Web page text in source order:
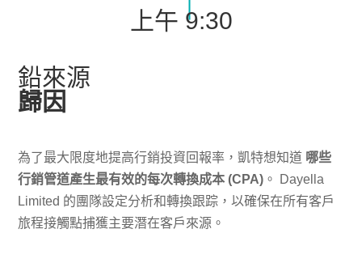
上午 9:30
鉛來源
歸因
為了最大限度地提高行銷投資回報率，凱特想知道 哪些
行銷管道產生最有效的每次轉換成本 (CPA) 。 Dayella
Limited 的團隊設定分析和轉換跟踪，以確保在所有客戶
旅程接觸點捕獲主要潛在客戶來源。